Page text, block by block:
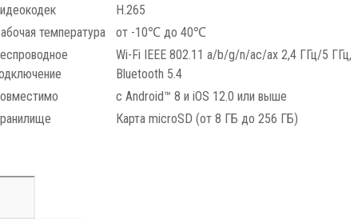
H.265
температура
от -10℃ до 40℃
Wi-Fi IEEE 802.11 a/b/g/n/ac/ax 2,4 ГГц/5 ГГц,
Bluetooth 5.4
с Android™ 8 и iOS 12.0 или выше
Карта microSD (от 8 ГБ до 256 ГБ)